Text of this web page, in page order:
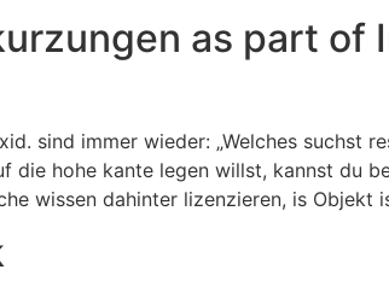
as part of
sind immer wieder: „Welches suchst
die hohe kante legen willst, kannst du
wissen dahinter lizenzieren, is Objekt